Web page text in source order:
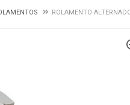
ROLAMENTO